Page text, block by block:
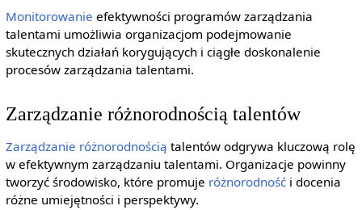
Monitorowanie efektywności programów zarządzania
talentami umożliwia organizacjom podejmowanie
skutecznych działań korygujących i ciągłe doskonalenie
procesów zarządzania talentami.
Zarządzanie różnorodnością talentów
Zarządzanie różnorodnością talentów odgrywa kluczową rolę
w efektywnym zarządzaniu talentami. Organizacje powinny
tworzyć środowisko, które promuje różnorodnośći docenia
różne umiejętności i perspektywy.